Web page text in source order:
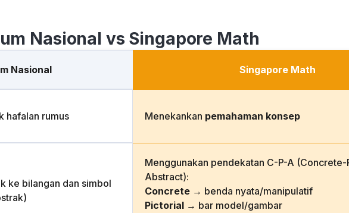
Nasional vs Singapore Math
Nasional Singapore Math
hafalan rumus Menekankan pemahaman konsep
ke bilangan dan simbol
Menggunakan pendekatan C-P-A
Abstract):
Concrete → benda nyata/manipulatif
Pictorial → bar model/gambar